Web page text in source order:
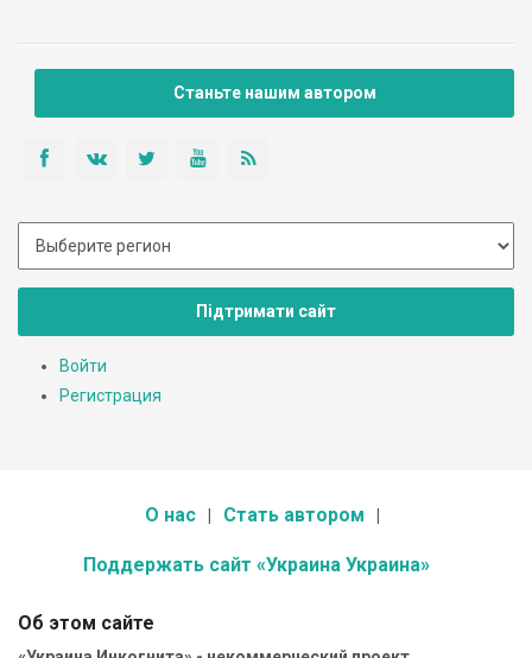
Станьте нашим автором
Підтримати сайт
Войти
Регистрация
О нас Стать автором
Поддержать сайт «Украина Украина»
Об этом сайте